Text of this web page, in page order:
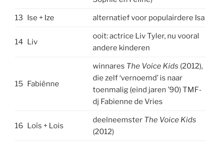
13 Ise + Ize alternatief voor populairdere Isa
14 Liv
ooit: actrice Liv Tyler, nu vooral
andere kinderen
15 Fabiënne
winnares The Voice Kids (2012),
die zelf ‘vernoemd’ is naar
toenmalig (eind jaren ’90) TMF-
dj Fabienne de Vries
16 Loïs + Lois
deelneemster The Voice Kids
(2012)